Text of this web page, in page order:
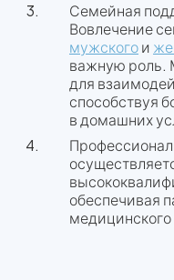
Семейная
Вовлечение
мужскогои
важную роль.
для
способствуя
в домашних
обеспечивая
медицинского